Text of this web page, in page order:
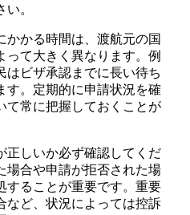
。
かかる時間は、渡航元の国
って大きく異なります。例
はビザ承認までに長い待ち
す。定期的に申請状況を確
て常に把握しておくことが
正しいか必ず確認してくだ
場合や申請が拒否された場
することが重要です。重要
など、状況によっては控訴